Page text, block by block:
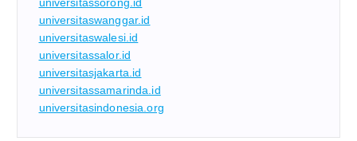
universitaswanggar.id
universitaswalesi.id
universitassalor.id
universitasjakarta.id
universitassamarinda.id
universitasindonesia.org